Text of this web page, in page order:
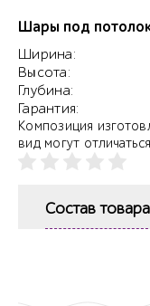
Шары под потолок
Ширина:
Высота:
Глубина:
Гарантия:
Композиция
вид могут
Состав